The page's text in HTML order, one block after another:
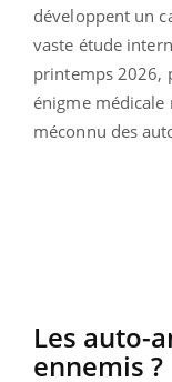
développent un
vaste étude
printemps 2026,
énigme
méconnu des
Les auto-
ennemis ?